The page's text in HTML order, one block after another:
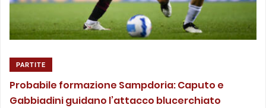
PARTITE
Probabile formazione Sampdoria: Caputo e
Gabbiadini guidano l’attacco blucerchiato